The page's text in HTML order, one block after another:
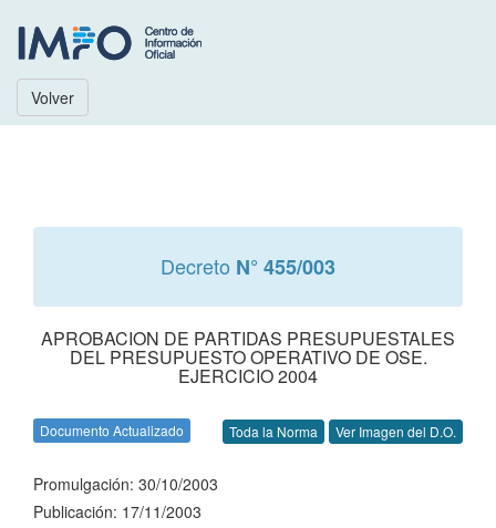
Volver
Decreto N° 455/003
APROBACION DE PARTIDAS PRESUPUESTALES
DEL PRESUPUESTO OPERATIVO DE OSE.
EJERCICIO 2004
Documento Actualizado Toda la Norma Ver Imagen del D.O.
Promulgación: 30/10/2003
Publicación: 17/11/2003